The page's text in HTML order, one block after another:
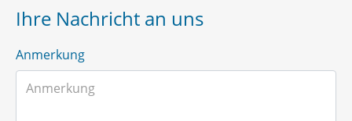
Ihre Nachricht an uns
Anmerkung